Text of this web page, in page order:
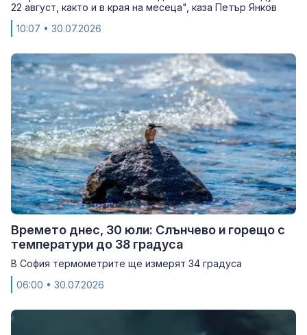
22 август, както и в края на месеца", каза Петър Янков
10:07 • 30.07.2026
Времето днес, 30 юли: Слънчево и горещо с
температури до 38 градуса
В София термометрите ще измерят 34 градуса
06:00 • 30.07.2026